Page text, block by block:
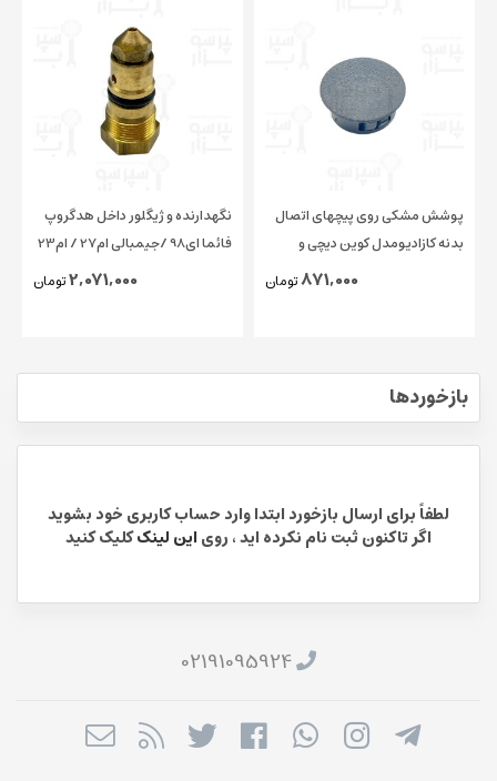
پوشش مشکی روی پیچهای اتصال
بدنه کازادیومدل کوین دیچی و
چیمبالی و فائما قطر ۱۵ میلیمتر
871,000تومان
نگهدارنده و ژیگلور داخل هدگروپ
فائما ای98 /جیمبالی ام27 / ام23
2,071,000تومان
بازخوردها
لطفاً برای ارسال بازخورد ابتدا وارد حساب کاربری خود بشوید
اگر تاکنون ثبت نام نکرده اید ، روی این لینککلیک کنید
02191095924